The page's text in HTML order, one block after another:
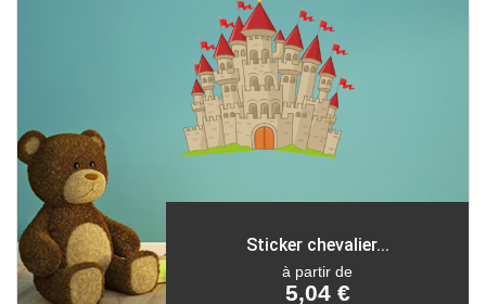
Sticker chevalier...
à partir de
5,04 €